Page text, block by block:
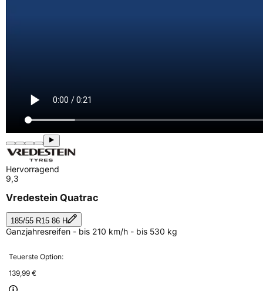
Hervorragend
9,3
Vredestein Quatrac
185/55 R15 86 H
Ganzjahresreifen - bis 210 km/h - bis 530 kg
Teuerste Option:
139,99 €